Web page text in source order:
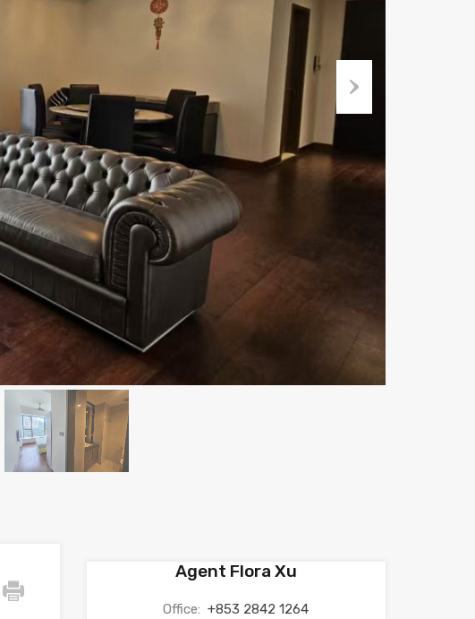
Agent Flora Xu
Office: +853 2842 1264